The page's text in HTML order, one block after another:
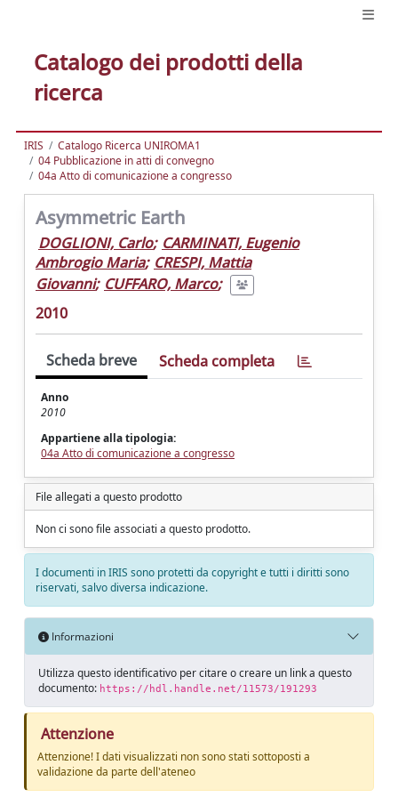
Catalogo dei prodotti della
ricerca
IRIS
Catalogo Ricerca UNIROMA1
04 Pubblicazione in atti di convegno
04a Atto di comunicazione a congresso
Asymmetric Earth
DOGLIONI, Carlo; CARMINATI, Eugenio
Ambrogio Maria; CRESPI, Mattia
Giovanni; CUFFARO, Marco;
2010
Scheda breve Scheda completa
Anno
2010
Appartiene alla tipologia:
04a Atto di comunicazione a congresso
File allegati a questo prodotto
Non ci sono file associati a questo prodotto.
I documenti in IRIS sono protetti da copyright e tutti i diritti sono
riservati, salvo diversa indicazione.
Informazioni
Utilizza questo identificativo per citare o creare un link a questo
documento: https://hdl.handle.net/11573/191293
Attenzione
Attenzione! I dati visualizzati non sono stati sottoposti a
validazione da parte dell'ateneo